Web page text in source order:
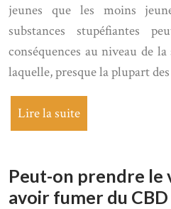
jeunes que les moins
substances stupéfiantes
conséquences au niveau de
laquelle, presque la plupart
Lire la suite
Peut-on prendre le
avoir fumer du CBD